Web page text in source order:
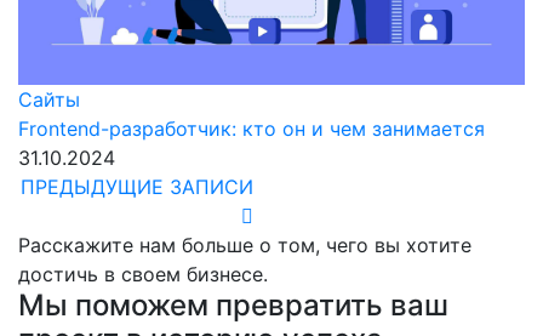
Сайты
Frontend-разработчик: кто он и чем занимается
31.10.2024
ПРЕДЫДУЩИЕ ЗАПИСИ
Расскажите нам больше о том, чего вы хотите
достичь в своем бизнесе.
Мы поможем превратить ваш